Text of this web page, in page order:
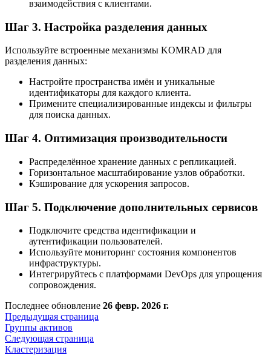
взаимодействия с клиентами.
Шаг 3. Настройка разделения данных
Используйте встроенные механизмы KOMRAD для
разделения данных:
Настройте пространства имён и уникальные
идентификаторы для каждого клиента.
Примените специализированные индексы и фильтры
для поиска данных.
Шаг 4. Оптимизация производительности
Распределённое хранение данных с репликацией.
Горизонтальное масштабирование узлов обработки.
Кэширование для ускорения запросов.
Шаг 5. Подключение дополнительных сервисов
Подключите средства идентификации и
аутентификации пользователей.
Используйте мониторинг состояния компонентов
инфраструктуры.
Интегрируйтесь с платформами DevOps для упрощения
сопровождения.
Последнее обновление 26 февр. 2026 г.
Предыдущая страница
Группы активов
Следующая страница
Кластеризация